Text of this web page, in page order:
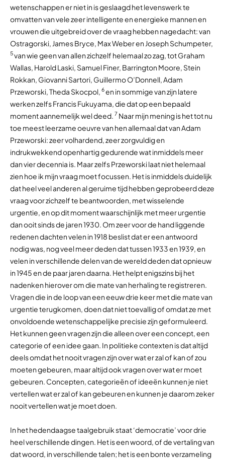
wetenschappen er niet in is geslaagd het levenswerk te
omvatten van vele zeer intelligente en energieke mannen en
vrouwen die uitgebreid over de vraag hebben nagedacht: van
Ostragorski, James Bryce, Max Weber en Joseph Schumpeter,
5van wie geen van allen zichzelf helemaal zo zag, tot Graham
Wallas, Harold Laski, Samuel Finer, Barrington Moore, Stein
Rokkan, Giovanni Sartori, Guillermo O’Donnell, Adam
Przeworski, Theda Skocpol, 6en in sommige van zijn latere
werken zelfs Francis Fukuyama, die dat op een bepaald
moment aannemelijk wel deed. 7 Naar mijn mening is het tot nu
toe meest leerzame oeuvre van hen allemaal dat van Adam
Przeworski: zeer volhardend, zeer zorgvuldig en
indrukwekkend openhartig gedurende wat inmiddels meer
dan vier decennia is. Maar zelfs Przeworski laat niet helemaal
zien hoe ik mijn vraag moet focussen. Het is inmiddels duidelijk
dat heel veel anderen al geruime tijd hebben geprobeerd deze
vraag voor zichzelf te beantwoorden, met wisselende
urgentie, en op dit moment waarschijnlijk met meer urgentie
dan ooit sinds de jaren 1930. Om zeer voor de hand liggende
redenen dachten velen in 1918 beslist dat er een antwoord
nodig was, nog veel meer deden dat tussen 1933 en 1939, en
velen in verschillende delen van de wereld deden dat opnieuw
in 1945 en de paar jaren daarna. Het helpt enigszins bij het
nadenken hierover om die mate van herhaling te registreren.
Vragen die in de loop van een eeuw drie keer met die mate van
urgentie terugkomen, doen dat niet toevallig of omdat ze met
onvoldoende wetenschappelijke precisie zijn geformuleerd.
Het kunnen geen vragen zijn die alleen over een concept, een
categorie of een idee gaan. In politieke contexten is dat altijd
deels omdat het nooit vragen zijn over wat er zal of kan of zou
moeten gebeuren, maar altijd ook vragen over wat er moet
gebeuren. Concepten, categorieën of ideeën kunnen je niet
vertellen wat er zal of kan gebeuren en kunnen je daarom zeker
nooit vertellen wat je moet doen.
In het hedendaagse taalgebruik staat ‘democratie’ voor drie
heel verschillende dingen. Het is een woord, of de vertaling van
dat woord, in verschillende talen; het is een bonte verzameling